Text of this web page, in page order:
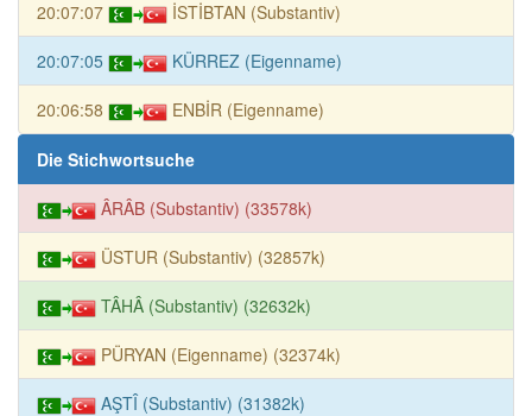
20:07:07 İSTİBTAN (Substantiv)
20:07:05 KÜRREZ (Eigenname)
20:06:58 ENBİR (Eigenname)
Die Stichwortsuche
ÂRÂB (Substantiv) (33578k)
ÜSTUR (Substantiv) (32857k)
TÂHÂ (Substantiv) (32632k)
PÜRYAN (Eigenname) (32374k)
AŞTÎ (Substantiv) (31382k)